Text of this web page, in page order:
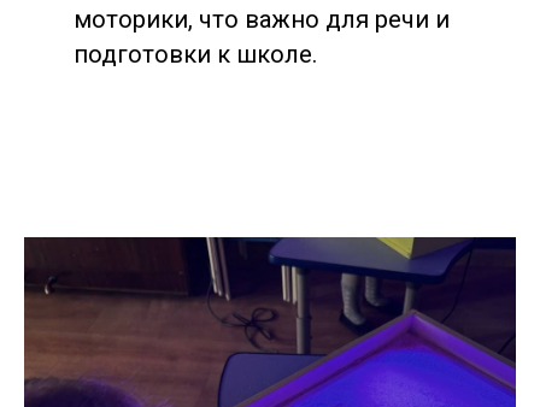
моторики, что важно для речи и
подготовки к школе.